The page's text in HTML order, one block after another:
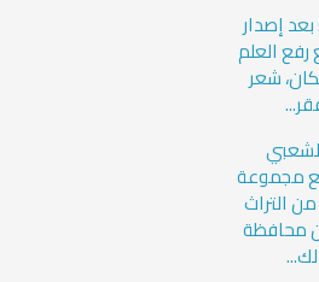
إصدار
رفع العلم
شعر
مجموعة
التراث
محافظة